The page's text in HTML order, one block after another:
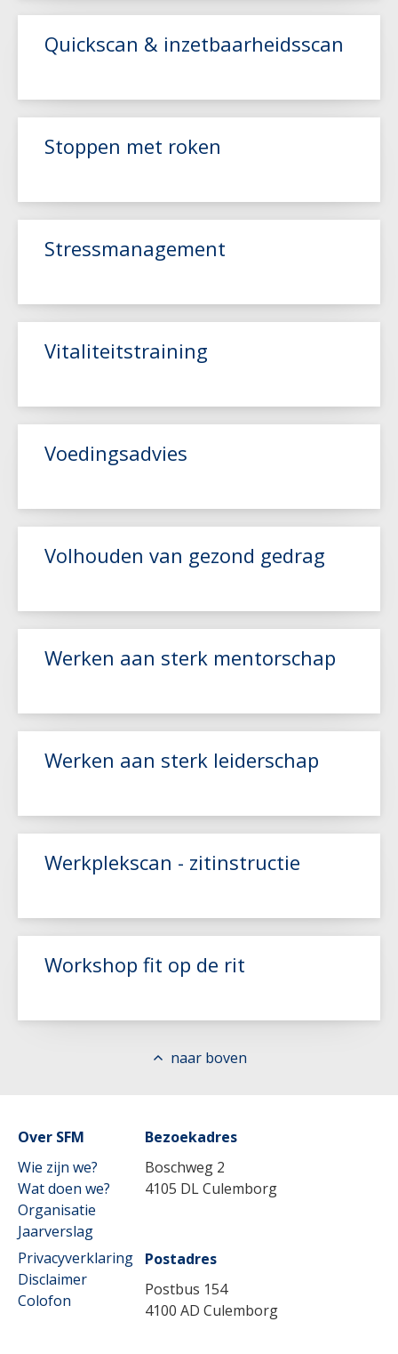
Lees meer
Quickscan & inzetbaarheidsscan
Stoppen met roken
Stressmanagement
Lees meer
Vitaliteitstraining
Lees meer
Voedingsadvies
Lees meer
Volhouden van gezond gedrag
Lees meer
Werken aan sterk mentorschap
Lees meer
Werken aan sterk leiderschap
Lees meer
Werkplekscan - zitinstructie
Workshop fit op de rit
Lees meer
naar boven
Over SFM
Wie zijn we?
Wat doen we?
Organisatie
Jaarverslag
Privacyverklaring
Disclaimer
Colofon
Bezoekadres
Boschweg 2
4105 DL Culemborg
Postadres
Postbus 154
4100 AD Culemborg